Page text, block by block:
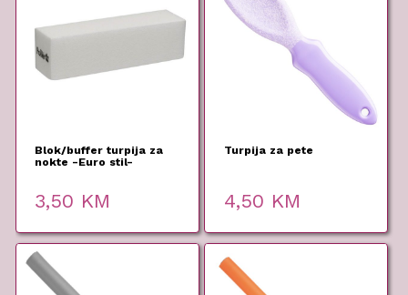
Blok/buffer turpija za
nokte -Euro stil-
3,50 KM
Turpija za pete
4,50 KM